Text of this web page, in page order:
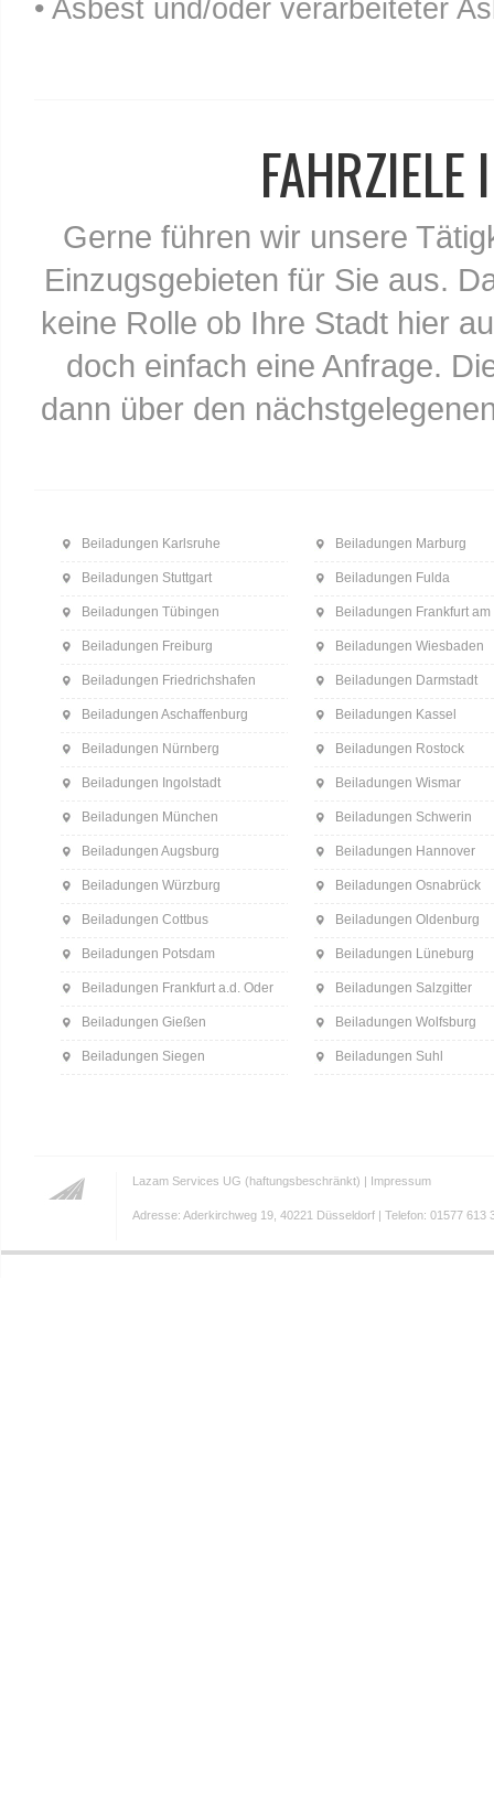
• Asbest und/oder verarbeiteter
Gerne führen wir unsere
Einzugsgebieten für Sie aus.
keine Rolle ob Ihre Stadt hier
doch einfach eine Anfrage.
dann über den
Beiladungen Karlsruhe
Beiladungen Stuttgart
Beiladungen Tübingen
Beiladungen Freiburg
Beiladungen Friedrichshafen
Beiladungen Aschaffenburg
Beiladungen Nürnberg
Beiladungen Ingolstadt
Beiladungen München
Beiladungen Augsburg
Beiladungen Würzburg
Beiladungen Cottbus
Beiladungen Potsdam
Beiladungen Frankfurt a.d. Oder
Beiladungen Gießen
Beiladungen Siegen
Beiladungen Marburg
Beiladungen Fulda
Beiladungen Frankfurt am
Beiladungen Wiesbaden
Beiladungen Darmstadt
Beiladungen Kassel
Beiladungen Rostock
Beiladungen Wismar
Beiladungen Schwerin
Beiladungen Hannover
Beiladungen Osnabrück
Beiladungen Oldenburg
Beiladungen Lüneburg
Beiladungen Salzgitter
Beiladungen Wolfsburg
Beiladungen Suhl
Lazam Services UG (haftungsbeschränkt) | Impressum
Adresse: Aderkirchweg 19, 40221 Düsseldorf | Telefon: 01577